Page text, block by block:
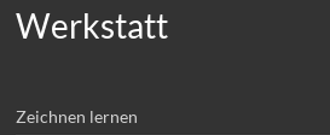
Werkstatt
Zeichnen lernen